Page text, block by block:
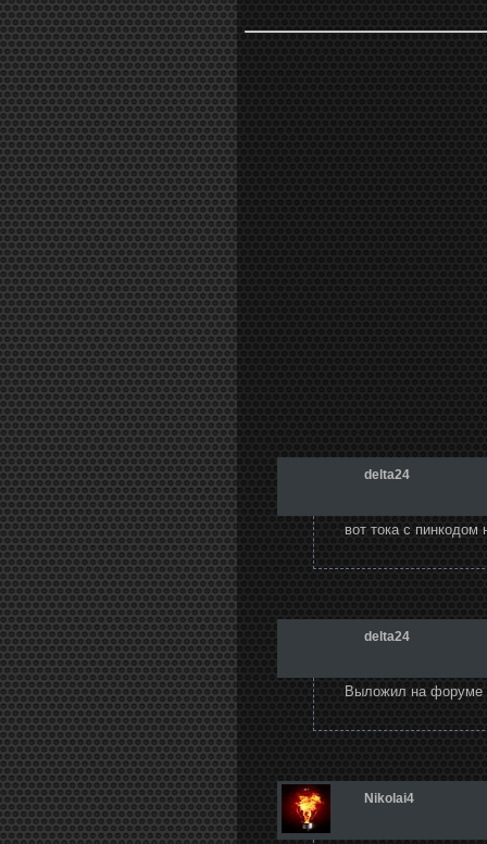
delta24
вот тока с пинкодом
delta24
Выложил на форуме
Nikolai4